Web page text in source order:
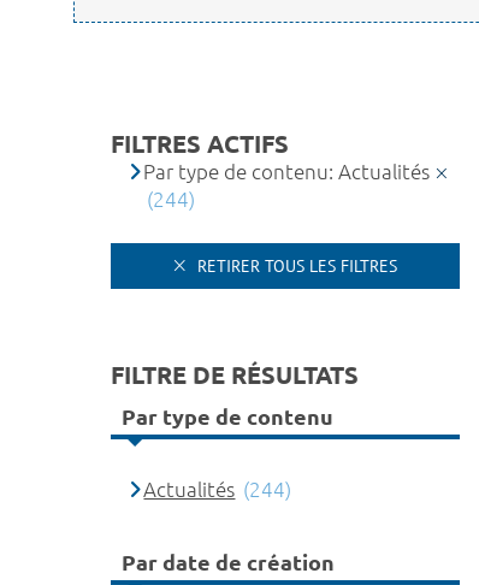
FILTRES ACTIFS
Par type de contenu: Actualités
(244)
RETIRER TOUS LES FILTRES
FILTRE DE RÉSULTATS
Par type de contenu
Actualités (244)
Par date de création